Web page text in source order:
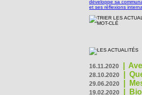
16.11.2020
28.10.2020
29.06.2020
19.02.2020